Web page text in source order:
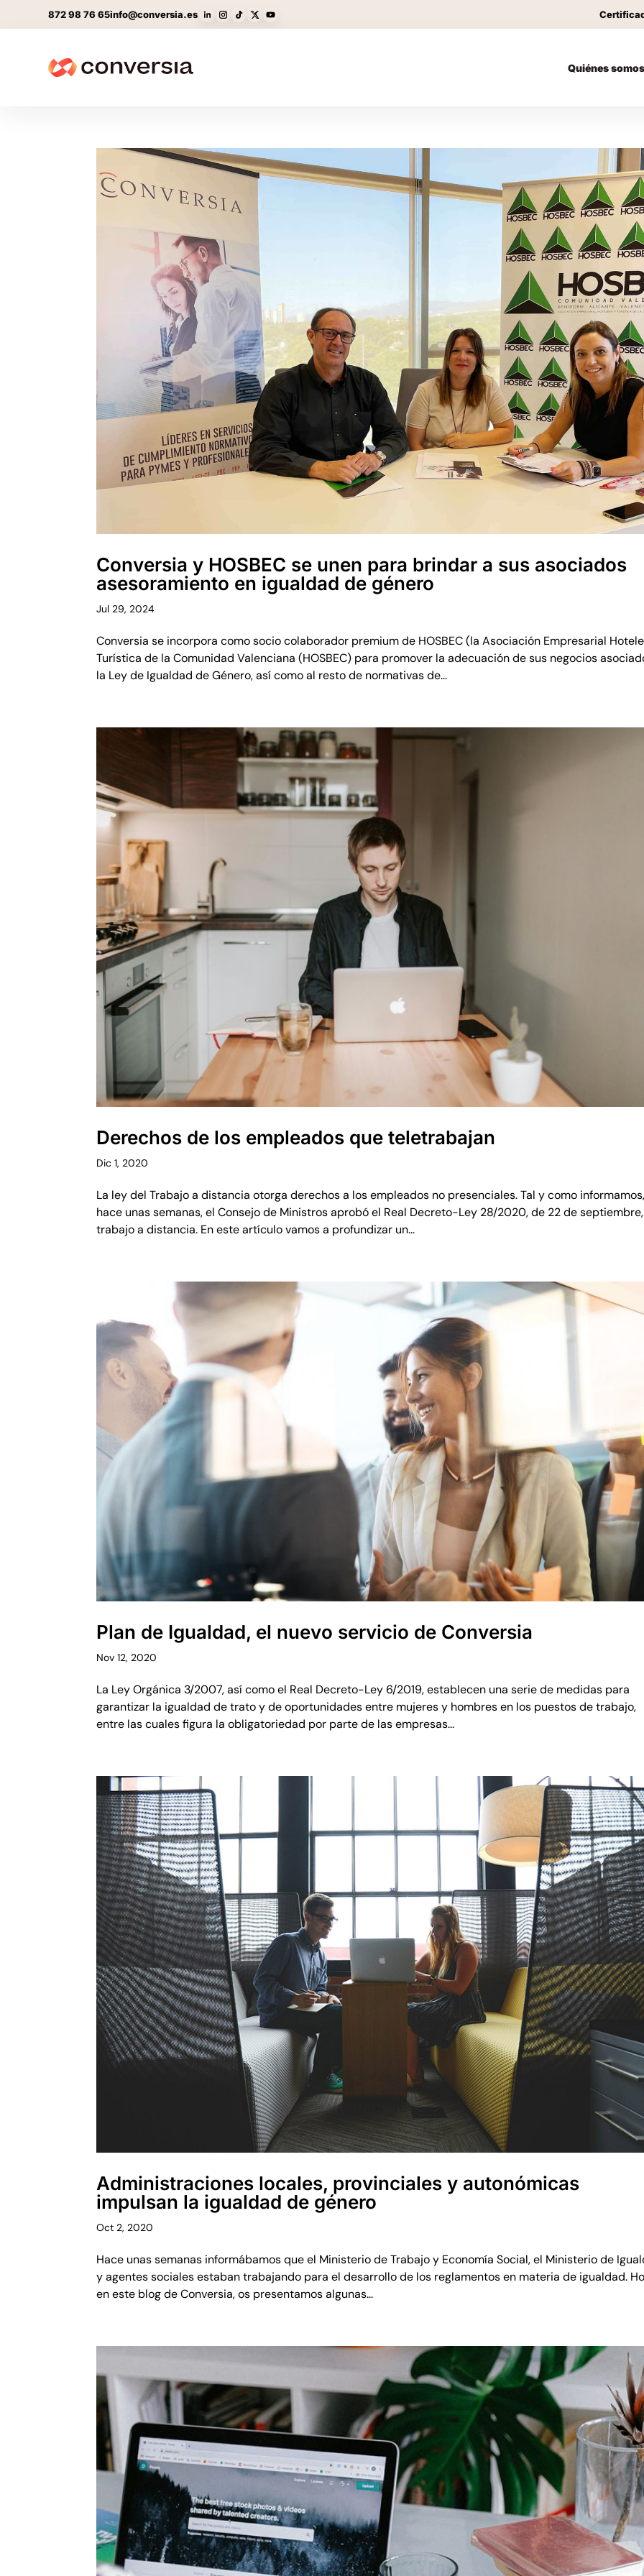
872 98 76 65info@conversia.es
Quiénes somos
Conversia y HOSBEC se unen para brindar a sus asociados
asesoramiento en igualdad de género
Jul 29, 2024
Conversia se incorpora como socio colaborador premium de HOSBEC (la Asociación Empresarial
Turística de la Comunidad Valenciana (HOSBEC) para promover la adecuación de sus negocios
la Ley de Igualdad de Género, así como al resto de normativas de...
Derechos de los empleados que teletrabajan
Dic 1, 2020
La ley del Trabajo a distancia otorga derechos a los empleados no presenciales. Tal y como
hace unas semanas, el Consejo de Ministros aprobó el Real Decreto-Ley 28/2020, de 22 de
trabajo a distancia. En este artículo vamos a profundizar un...
Plan de Igualdad, el nuevo servicio de Conversia
Nov 12, 2020
La Ley Orgánica 3/2007, así como el Real Decreto-Ley 6/2019, establecen una serie de medidas para
garantizar la igualdad de trato y de oportunidades entre mujeres y hombres en los puestos de trabajo,
entre las cuales figura la obligatoriedad por parte de las empresas...
Administraciones locales, provinciales y autonómicas
impulsan la igualdad de género
Oct 2, 2020
Hace unas semanas informábamos que el Ministerio de Trabajo y Economía Social, el Ministerio de
y agentes sociales estaban trabajando para el desarrollo de los reglamentos en materia de igualdad.
en este blog de Conversia, os presentamos algunas...